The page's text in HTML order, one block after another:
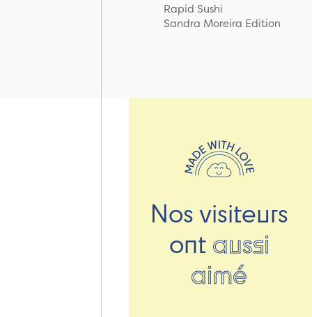
Rapid Sushi
Sandra Moreira Edition
Nos visiteurs
ont aussi
aimé